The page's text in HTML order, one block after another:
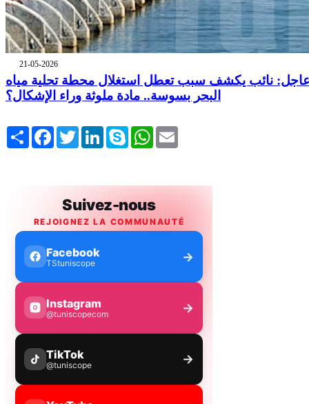
21-05-2026
نائب يكشف سبب تعطل استغلال محطة تحلية مياه
البحر بسوسة.. مادة ملوثة وراء الإشكال؟
Share FacebookTwitterLinkedInSkype WhatsApp